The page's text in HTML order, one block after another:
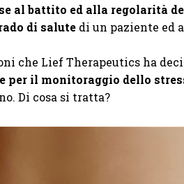
al battito ed alla regolarità
di salute di un paziente ed
che Lief Therapeutics ha
per il monitoraggio dello
Di cosa si tratta?